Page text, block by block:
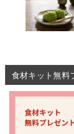
食材キット無料